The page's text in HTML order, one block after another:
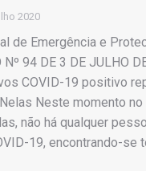
2020
de Emergência e
Nº 94 DE 3 DE JULHO
COVID-19 positivo
Neste momento no
não há qualquer
19, encontrando-se